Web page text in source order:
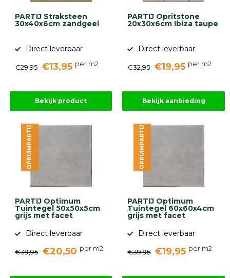
PARTIJ Straksteen
30x40x6cm zandgeel
Direct leverbaar
€29,95 €13,95 per m2
Bekijk product
PARTIJ Opritstone
20x30x6cm Ibiza taupe
Direct leverbaar
€32,95 €19,95 per m2
Bekijk aanbieding
PARTIJ Optimum
Tuintegel 50x50x5cm
grijs met facet
Direct leverbaar
€39,95 €20,50 per m2
OPRUIMPARTIJ
PARTIJ Optimum
Tuintegel 60x60x4cm
grijs met facet
Direct leverbaar
€39,95 €19,95 per m2
OPRUIMPARTIJ